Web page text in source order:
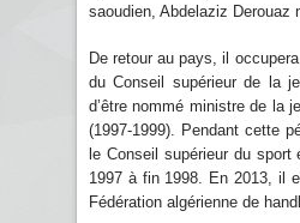
saoudien, Abdelaziz Derouaz
De retour au pays, il
du Conseil supérieur de la
d’être nommé ministre de la
(1997-1999). Pendant cette
le Conseil supérieur du sport
1997 à fin 1998. En 2013, il
Fédération algérienne de